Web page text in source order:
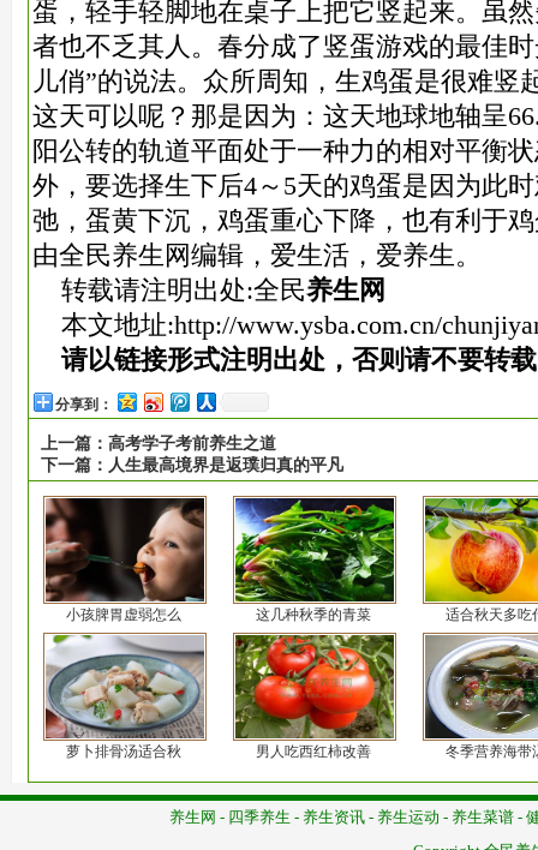
蛋，轻手轻脚地在桌子上把它竖起来。虽
者也不乏其人。春分成了竖蛋游戏的最佳
儿俏”的说法。众所周知，生鸡蛋是很难竖
这天可以呢？那是因为：这天地球地轴呈
阳公转的轨道平面处于一种力的相对平衡
外，要选择生下后4～5天的鸡蛋是因为此
弛，蛋黄下沉，鸡蛋重心下降，也有利于
由全民养生网编辑，爱生活，爱养生。
转载请注明出处:全民养生网
本文地址:http://www.ysba.com.cn/
请以链接形式注明出处，否则请不要转
分享到：
上一篇： 高考学子考前养生之道
下一篇： 人生最高境界是返璞归真的平凡
小孩脾胃虚弱怎么 这几种秋季的青菜 适合秋天多吃
萝卜排骨汤适合秋 男人吃西红柿改善 冬季营养海带
养生网 - 四季养生 - 养生资讯 - 养生运动 - 养生菜谱 -